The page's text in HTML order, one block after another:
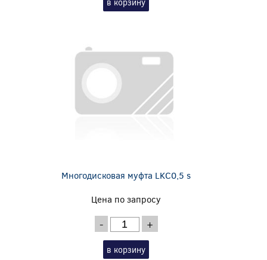
Многодисковая муфта LKC0,5 s
Цена по запросу
- +
в корзину